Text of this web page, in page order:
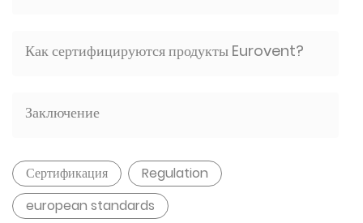
Как сертифицируются продукты Eurovent?
Заключение
Сертификация
Regulation
european standards